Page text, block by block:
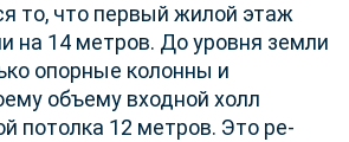
то, что первый жилой этаж
на 14 метров. До уровня земли
опорные колонны и
объему входной холл
потолка 12 метров. Это ре-